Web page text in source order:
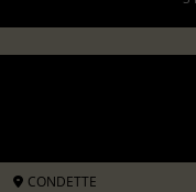
CONDETTE